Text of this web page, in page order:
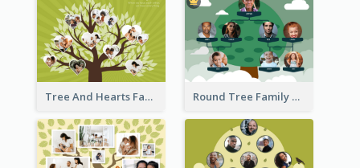
Tree And Hearts Family Tree Round Tree Family Tree